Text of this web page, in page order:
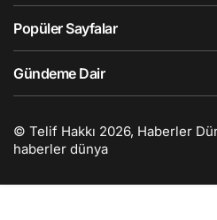
Popüler Sayfalar
Gündeme Dair
© Telif Hakkı 2026, Haberler
haberler dünya